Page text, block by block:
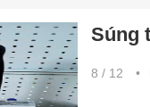
Súng
8 / 12